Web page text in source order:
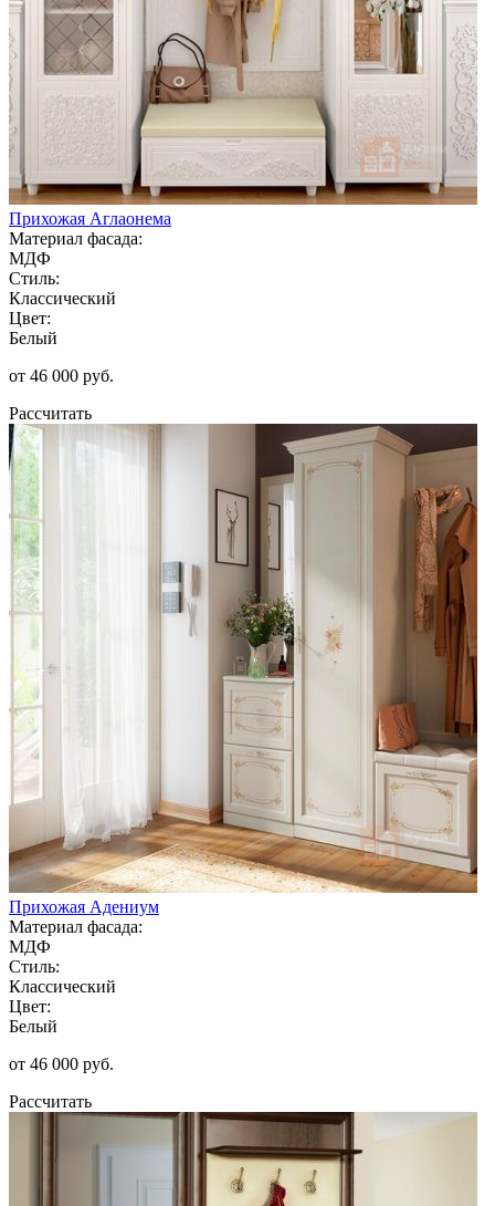
Прихожая Аглаонема
Материал фасада:
МДФ
Стиль:
Классический
Цвет:
Белый
от 46 000 руб.
Рассчитать
Прихожая Адениум
Материал фасада:
МДФ
Стиль:
Классический
Цвет:
Белый
от 46 000 руб.
Рассчитать